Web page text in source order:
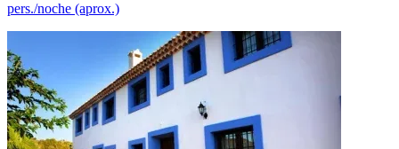
pers./noche (aprox.)